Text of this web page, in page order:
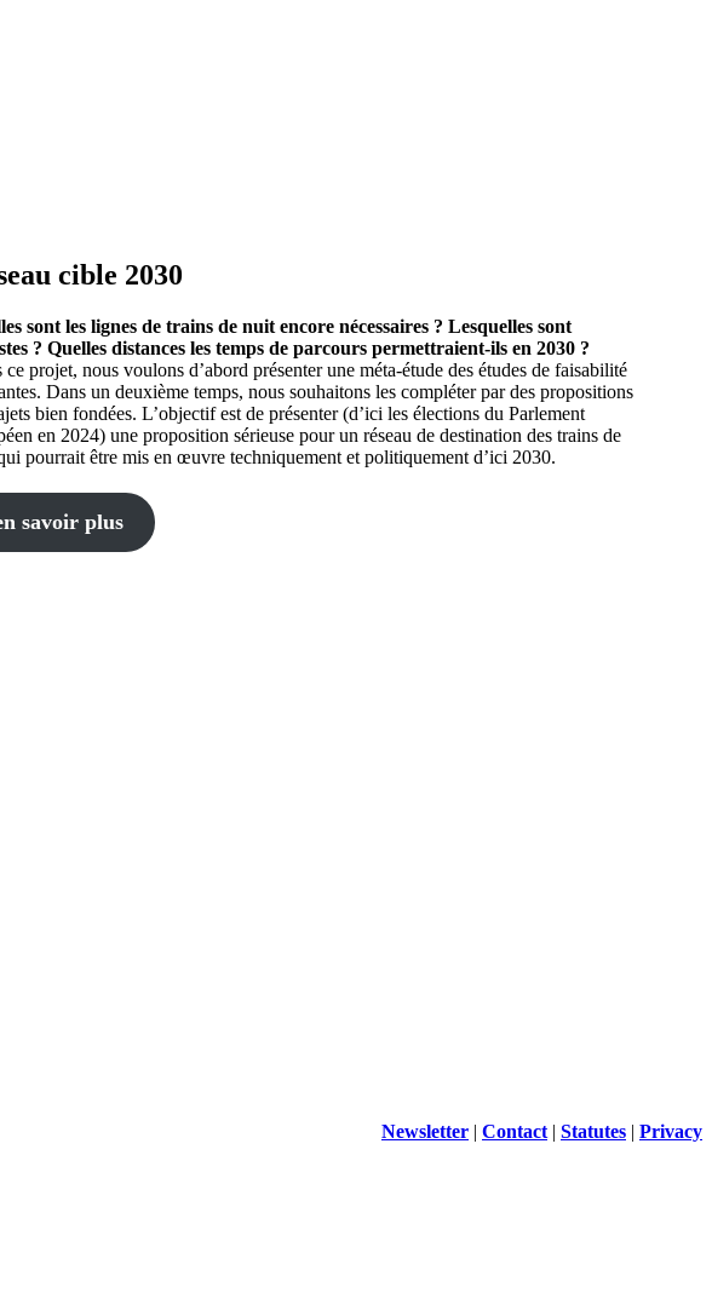
cible 2030
sont les lignes de trains de nuit encore nécessaires ? Lesquelles sont
? Quelles distances les temps de parcours permettraient-ils en 2030 ?
ce projet, nous voulons d’abord présenter une méta-étude des études de faisabilité
Dans un deuxième temps, nous souhaitons les compléter par des propositions
bien fondées. L’objectif est de présenter (d’ici les élections du Parlement
en 2024) une proposition sérieuse pour un réseau de destination des trains de
pourrait être mis en œuvre techniquement et politiquement d’ici 2030.
savoir plus
Newsletter | Contact | Statutes | Privacy